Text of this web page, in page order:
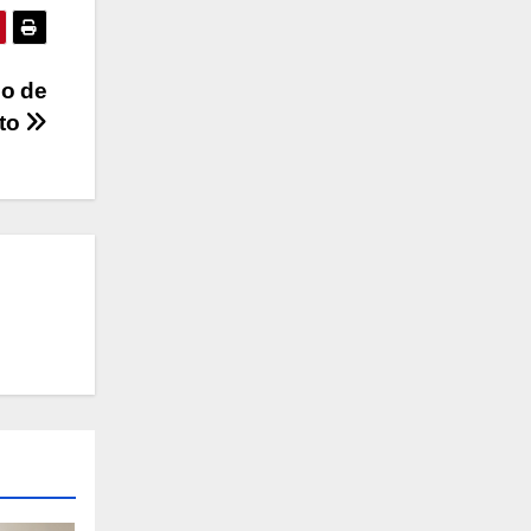
de